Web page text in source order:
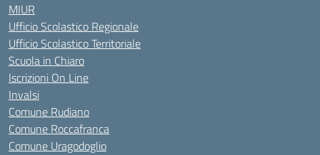
MIUR
Ufficio Scolastico Regionale
Ufficio Scolastico Territoriale
Scuola in Chiaro
Iscrizioni On Line
Invalsi
Comune Rudiano
Comune Roccafranca
Comune Uragodoglio